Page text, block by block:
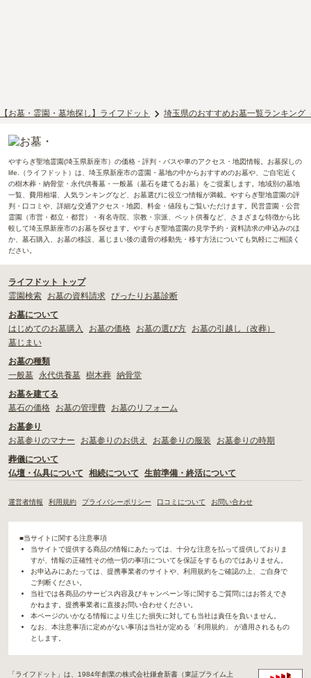
【お墓・霊園・墓地探し】ライフドット 埼玉県のおすすめお墓一覧ランキング
やすらぎ聖地霊園(埼玉県新座市）の価格・評判・バスや車のアクセス・地図情報。お墓探しの
life.（ライフドット）は、埼玉県新座市の霊園・墓地の中からおすすめのお墓や、ご自宅近く
の樹木葬・納骨堂・永代供養墓・一般墓（墓石を建てるお墓）をご提案します。地域別の墓地
一覧、費用相場、人気ランキングなど、お墓選びに役立つ情報が満載。やすらぎ聖地霊園の評
判・口コミや、詳細な交通アクセス・地図、料金・値段もご覧いただけます。民営霊園・公営
霊園（市営・都立・都営）・有名寺院、宗教・宗派、ペット供養など、さまざまな特徴から比
較して埼玉県新座市のお墓を探せます。やすらぎ聖地霊園の見学予約・資料請求の申込みのほ
か、墓石購入、お墓の移設、墓じまい後の遺骨の移動先・移す方法についても気軽にご相談く
ださい。
ライフドット トップ
霊園検索
お墓の資料請求 ぴったりお墓診断
お墓について
はじめてのお墓購入
お墓の価格 お墓の選び方
お墓の引越し（改葬）
墓じまい
お墓の種類
一般墓
永代供養墓 樹木葬 納骨堂
お墓を建てる
墓石の価格
お墓の管理費
お墓のリフォーム
お墓参り
お墓参りのマナー
お墓参りのお供え お墓参りの服装
お墓参りの時期
葬儀について
仏壇・仏具について
相続について 生前準備・終活について
運営者情報 利用規約 プライバシーポリシー 口コミについて お問い合わせ
■当サイトに関する注意事項
当サイトで提供する商品の情報にあたっては、十分な注意を払って提供しておりま
すが、情報の正確性その他一切の事項についてを保証をするものではありません。
お申込みにあたっては、提携事業者のサイトや、利用規約をご確認の上、ご自身で
ご判断ください。
当社では各商品のサービス内容及びキャンペーン等に関するご質問にはお答えでき
かねます。提携事業者に直接お問い合わせください。
本ページのいかなる情報により生じた損失に対しても当社は責任を負いません。
なお、本注意事項に定めがない事項は当社が定める「利用規約」 が適用されるもの
とします。
「ライフドット」は、1984年創業の株式会社鎌倉新書（東証プライム上